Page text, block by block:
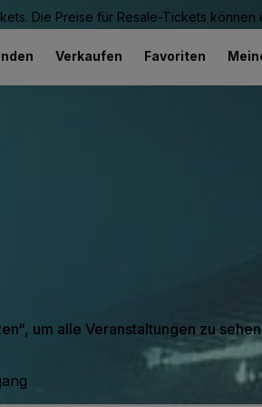
Die Preise für Resale-Tickets
Verkaufen Favoriten
um alle Veranstaltungen zu